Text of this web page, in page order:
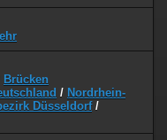
Brücken
/ Nordrhein-
Düsseldorf/